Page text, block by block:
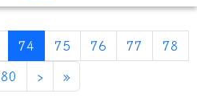
74(目前頁次)
75 76 77 78
80 ›下一頁
»最後頁